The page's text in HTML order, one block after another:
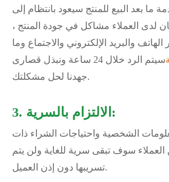
ما بعد البيع للمنتج سيعود بانتظام إلى
كان لدى العملاء مشاكل في جودة المنتج ،
والبريد الإلكتروني والاجتماع وما
سيتم الرد خلال 24 ساعة ونبذل قصارى
جهدنا لحل مشكلتك.
3. الالتزام بالسرية:
الشخصية واحتياجات الشراء ذات
العملاء سوف تبقى سرية للغاية ولن يتم
تسريبها دون إذن العميل.